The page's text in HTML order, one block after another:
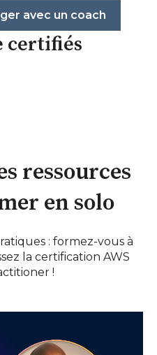
avec un coach
certifiés
ressources
en solo
: formez-vous à
la certification AWS
!